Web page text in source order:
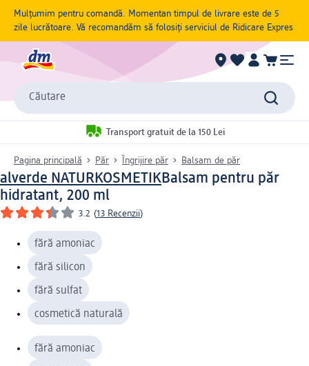
Mulțumim pentru comandă. Momentan timpul de livrare este de 5
zile lucrătoare. Vă recomandăm să folosiți serviciul de Ridicare Expres
Căutare
Transport gratuit de la 150 Lei
Pagina principală Păr Îngrijire păr Balsam de păr
alverde NATURKOSMETIKBalsam pentru păr
hidratant, 200 ml
3.2 (13 Recenzii)
fără amoniac
fără silicon
fără sulfat
cosmetică naturală
fără amoniac